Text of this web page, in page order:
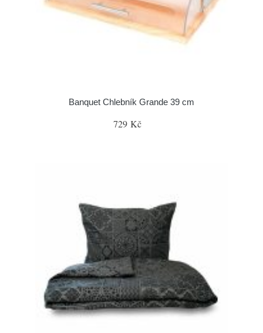
Banquet Chlebník Grande 39 cm
729 Kč